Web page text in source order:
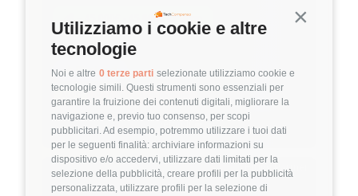
Continua
Utilizziamo i cookie e altre
tecnologie
Noi e altre 0 terze parti selezionate utilizziamo cookie e
tecnologie simili. Questi strumenti sono essenziali per
garantire la fruizione dei contenuti digitali, migliorare la
navigazione e, previo tuo consenso, per scopi
pubblicitari. Ad esempio, potremmo utilizzare i tuoi dati
per le seguenti finalità: archiviare informazioni su
dispositivo e/o accedervi, utilizzare dati limitati per la
selezione della pubblicità, creare profili per la pubblicità
personalizzata, utilizzare profili per la selezione di
~ 45.000€ - 45.000€ all'anno
📍 Pavia🏢 Ibrido💼
⚙️ Backend
AWS Solutions Architecture
Dettagli
Hiring Partner